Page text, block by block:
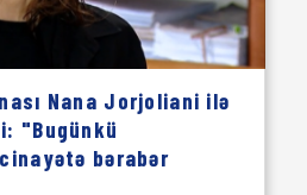
Nana Jorjoliani ilə
"Bugünkü
cinayətə bərabər